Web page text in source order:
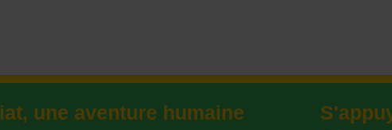
une aventure humaine